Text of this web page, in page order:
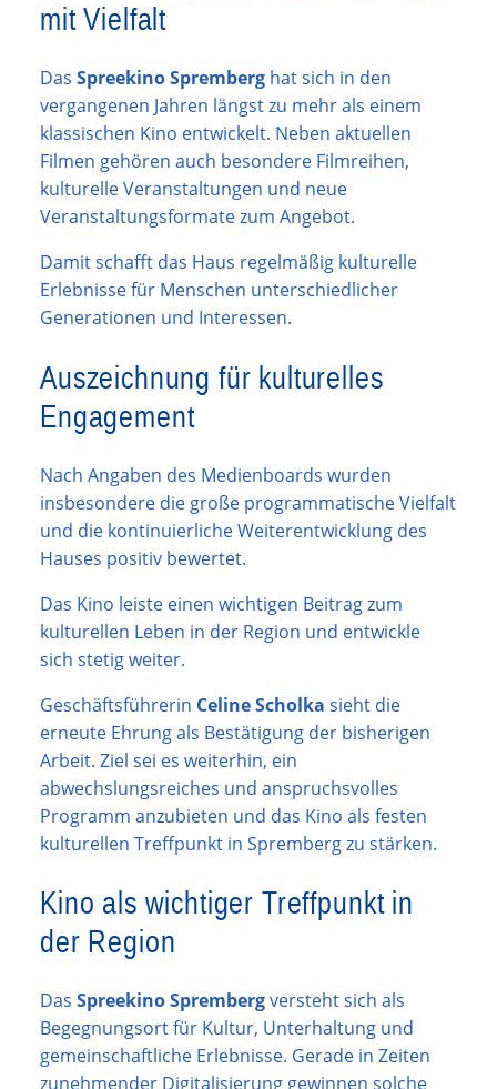
mit Vielfalt
Das Spreekino Spremberg hat sich in den
vergangenen Jahren längst zu mehr als einem
klassischen Kino entwickelt. Neben aktuellen
Filmen gehören auch besondere Filmreihen,
kulturelle Veranstaltungen und neue
Veranstaltungsformate zum Angebot.
Damit schafft das Haus regelmäßig kulturelle
Erlebnisse für Menschen unterschiedlicher
Generationen und Interessen.
Auszeichnung für kulturelles
Engagement
Nach Angaben des Medienboards wurden
insbesondere die große programmatische Vielfalt
und die kontinuierliche Weiterentwicklung des
Hauses positiv bewertet.
Das Kino leiste einen wichtigen Beitrag zum
kulturellen Leben in der Region und entwickle
sich stetig weiter.
Geschäftsführerin Celine Scholka sieht die
erneute Ehrung als Bestätigung der bisherigen
Arbeit. Ziel sei es weiterhin, ein
abwechslungsreiches und anspruchsvolles
Programm anzubieten und das Kino als festen
kulturellen Treffpunkt in Spremberg zu stärken.
Kino als wichtiger Treffpunkt in
der Region
Das Spreekino Sprembergversteht sich als
Begegnungsort für Kultur, Unterhaltung und
gemeinschaftliche Erlebnisse. Gerade in Zeiten
zunehmender Digitalisierung gewinnen solche